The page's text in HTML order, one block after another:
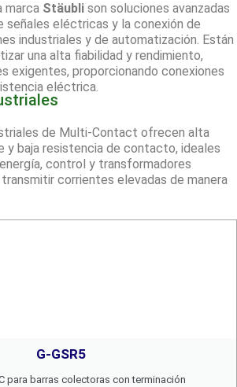
marca Stäubli son soluciones avanzadas
señales eléctricas y la conexión de
industriales y de automatización. Están
una alta fiabilidad y rendimiento,
exigentes, proporcionando conexiones
eléctrica.
de Multi-Contact ofrecen alta
y baja resistencia de contacto, ideales
control y transformadores
corrientes elevadas de manera
G-GSR5
para barras colectoras con terminación